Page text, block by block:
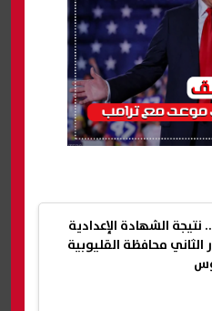
نتيجة الشهادة الإعدادية
الثاني محافظة القليوبية